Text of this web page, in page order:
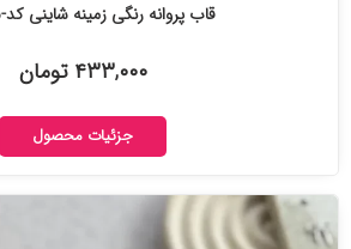
قاب پروانه رنگی زمینه شاینی کد-۱۲۵۹۹۵
۴۳۳,۰۰۰ تومان
جزئیات محصول